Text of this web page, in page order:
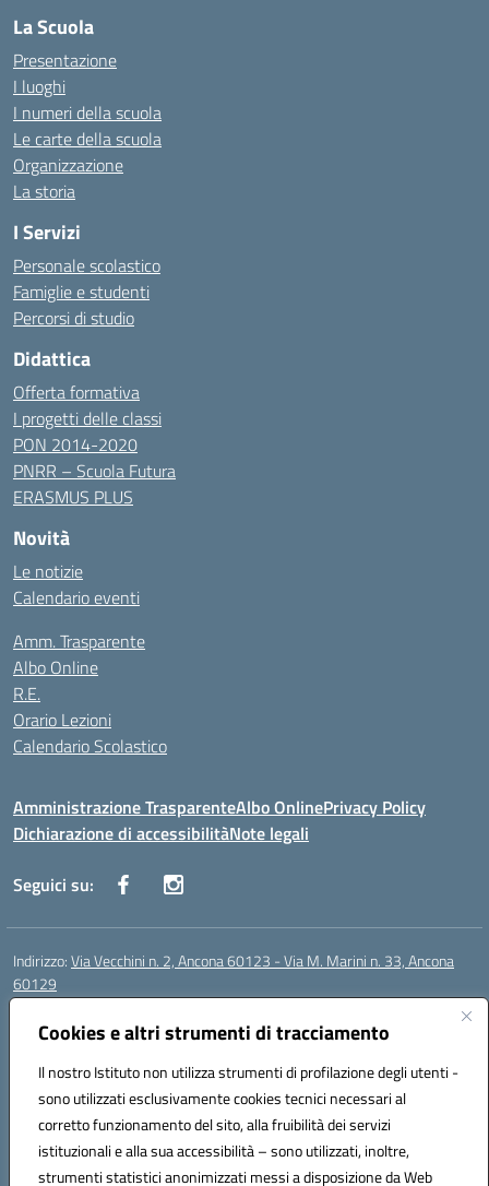
Cookies e altri strumenti di tracciamento
Il nostro Istituto non utilizza strumenti di profilazione degli utenti -
sono utilizzati esclusivamente cookies tecnici necessari al
corretto funzionamento del sito, alla fruibilità dei servizi
istituzionali e alla sua accessibilità – sono utilizzati, inoltre,
strumenti statistici anonimizzati messi a disposizione da Web
La Scuola
Presentazione
I luoghi
I numeri della scuola
Le carte della scuola
Organizzazione
La storia
I Servizi
Personale scolastico
Famiglie e studenti
Percorsi di studio
Didattica
Offerta formativa
I progetti delle classi
PON 2014-2020
PNRR – Scuola Futura
ERASMUS PLUS
Novità
Le notizie
Calendario eventi
Amm. Trasparente
Albo Online
R.E.
Orario Lezioni
Calendario Scolastico
Amministrazione TrasparenteAlbo OnlinePrivacy Policy
Dichiarazione di accessibilitàNote legali
Seguici su:
Indirizzo:Via Vecchini n. 2, Ancona 60123 - Via M. Marini n. 33, Ancona
60129
Centralino:
Posta elettronica certificata (PEC):anis01200g@pec.istruzione.it
Codice fiscale: 93122280428
Codice meccanografico:ANIS01200G
Codice Indice delle Pubbliche Amministrazioni (IPA): istsc_ANIS01200G
Codice unico di fatturazione (CUF): UF434M